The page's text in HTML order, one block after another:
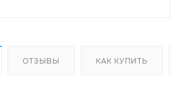
ОТЗЫВЫ КАК КУПИТЬ